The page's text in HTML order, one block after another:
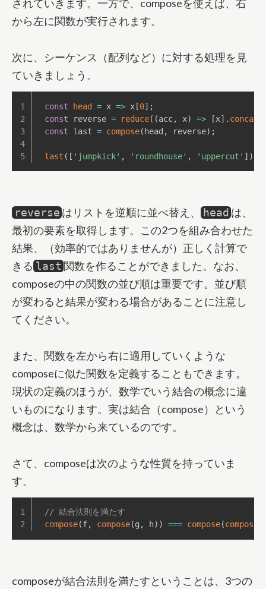
されていきます。一方で、composeを使えば、右
から左に関数が実行されます。
次に、シーケンス（配列など）に対する処理を見
ていきましょう。
const head = x => x[0] ;
const reverse = reduce( (acc, x) => [x] . concat
const last = compose( head , reverse) ;
last ( [ 'jumpkick' , 'roundhouse' , 'uppercut' ] )
reverse はリストを逆順に並べ替え、 head は、
最初の要素を取得します。この2つを組み合わせた
結果、（効率的ではありませんが）正しく計算で
きる last 関数を作ることができました。なお、
composeの中の関数の並び順は重要です。並び順
が変わると結果が変わる場合があることに注意し
てください。
また、関数を左から右に適用していくような
composeに似た関数を定義することもできます。
現状の定義のほうが、数学でいう結合の概念に違
いものになります。実は結合（compose）という
概念は、数学から来ているのです。
さて、composeは次のような性質を持っていま
す。
// 結合法則を満たす
compose(f, compose(g , h) ) === compose(compose
composeが結合法則を満たすということは、3つの